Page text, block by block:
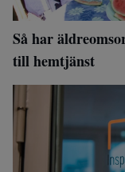
Så har
till hemtjänst